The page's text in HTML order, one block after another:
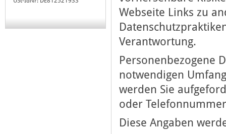
Webseite Links zu
Verantwortung.
Personenbezogene
notwendigen
werden Sie
oder
Diese Angaben